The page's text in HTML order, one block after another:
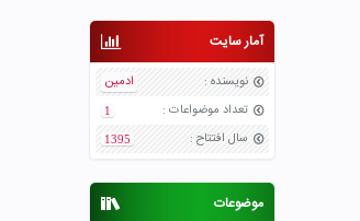
آمار سایت
نویسنده :
ادمین
تعداد موضواعات :
1
سال افتتاح :
1395
موضوعات